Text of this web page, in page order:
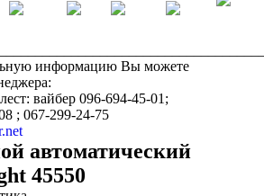
информацию Вы можете
вайбер 096-694-45-01;
; 067-299-24-75
автоматический
45550